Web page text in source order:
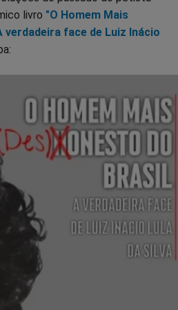
livro "O Homem Mais
verdadeira face de Luiz Inácio